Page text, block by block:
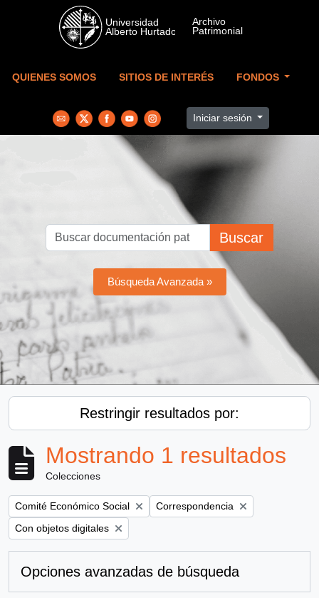
Skip to main content
QUIENES SOMOS SITIOS DE INTERÉS FONDOS
Iniciar sesión
Buscar
Búsqueda Avanzada »
Restringir resultados por:
Mostrando 1 resultados
Colecciones
Remove filter:
Comité Económico Social Remove filter:
Correspondencia
Remove filter:
Con objetos digitales
Opciones avanzadas de búsqueda